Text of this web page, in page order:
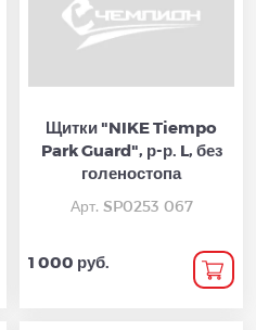
Щитки "NIKE Tiempo
Park Guard", р-р. L, без
голеностопа
Арт. SP0253 067
1 000 руб.